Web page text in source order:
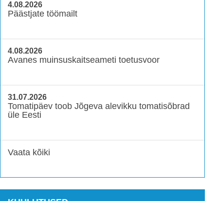
4.08.2026
Päästjate töömailt
4.08.2026
Avanes muinsuskaitseameti toetusvoor
31.07.2026
Tomatipäev toob Jõgeva alevikku tomatisõbrad
üle Eesti
Vaata kõiki